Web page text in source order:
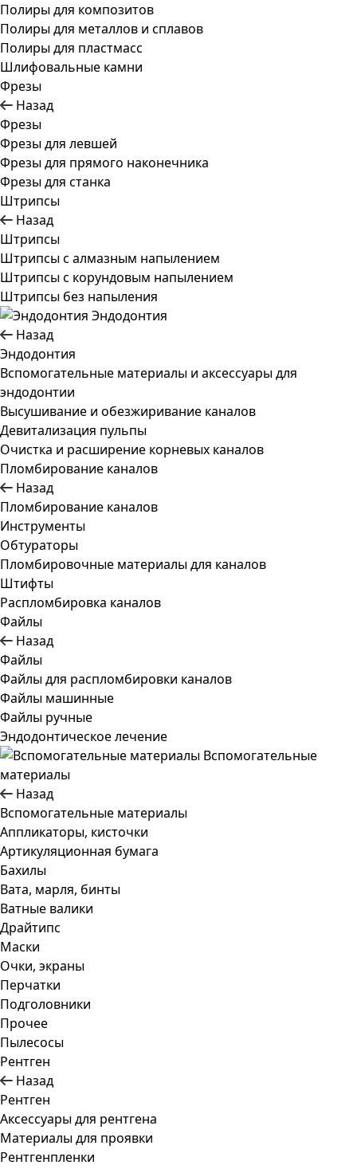
Полиры для композитов
Полиры для металлов и сплавов
Полиры для пластмасс
Шлифовальные камни
Фрезы
Назад
Фрезы
Фрезы для левшей
Фрезы для прямого наконечника
Фрезы для станка
Штрипсы
Назад
Штрипсы
Штрипсы c алмазным напылением
Штрипсы c корундовым напылением
Штрипсы без напыления
Эндодонтия
Назад
Эндодонтия
Вспомогательные материалы и аксессуары для
эндодонтии
Высушивание и обезжиривание каналов
Девитализация пульпы
Очистка и расширение корневых каналов
Пломбирование каналов
Назад
Пломбирование каналов
Инструменты
Обтураторы
Пломбировочные материалы для каналов
Штифты
Распломбировка каналов
Файлы
Назад
Файлы
Файлы для распломбировки каналов
Файлы машинные
Файлы ручные
Эндодонтическое лечение
Вспомогательные
материалы
Назад
Вспомогательные материалы
Аппликаторы, кисточки
Артикуляционная бумага
Бахилы
Вата, марля, бинты
Ватные валики
Драйтипс
Маски
Очки, экраны
Перчатки
Подголовники
Прочее
Пылесосы
Рентген
Назад
Рентген
Аксессуары для рентгена
Материалы для проявки
Рентгенпленки